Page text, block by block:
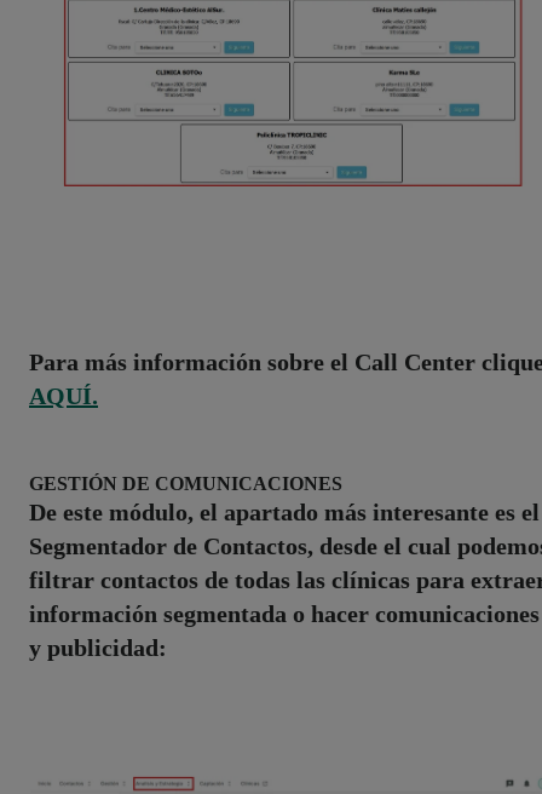
Para más información sobre el Call Center
AQUÍ.
GESTIÓN DE COMUNICACIONES
De este módulo, el apartado más interesante es el
Segmentador de Contactos, desde el cual
filtrar contactos de todas las clínicas para
información segmentada o hacer comunicaciones
y publicidad: